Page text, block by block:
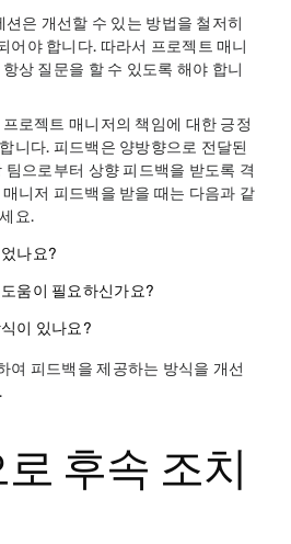
션은 개선할 수 있는 방법을 철저히
어야 합니다. 따라서 프로젝트 매니
상 질문을 할 수 있도록 해야 합니
로젝트 매니저의 책임에 대한 긍정
니다. 피드백은 양방향으로 전달된
팀으로부터 상향 피드백을 받도록 격
니저 피드백을 받을 때는 다음과 같
요.
나요?
움이 필요하신가요?
이 있나요?
여 피드백을 제공하는 방식을 개선
후속 조치